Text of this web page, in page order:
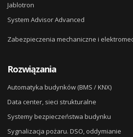
Jablotron
System Advisor Advanced
Zabezpieczenia mechaniczne i
Rozwiązania
Automatyka budynków (BMS / KNX)
Data center, sieci strukturalne
Systemy bezpieczeństwa budynku
Sygnalizacja pożaru. DSO, oddymianie